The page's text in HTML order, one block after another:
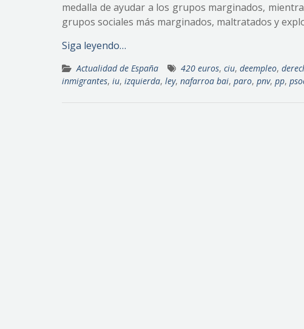
medalla de ayudar a los grupos marginados,
grupos sociales más marginados, maltratados y
Siga leyendo…
Actualidad de España 420 euros, ciu, deempleo,
inmigrantes, iu, izquierda, ley, nafarroa bai, paro, pnv, pp,